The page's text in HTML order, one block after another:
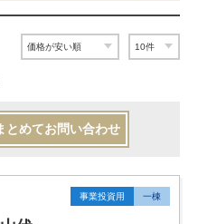
とめてお問い合わせ
事業投資用 一棟